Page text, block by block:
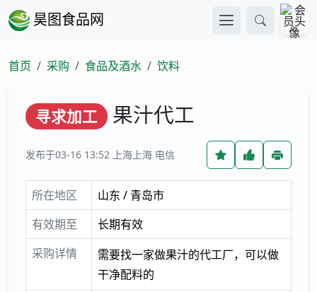
昊图食品网
首页 采购 食品及酒水 饮料
寻求加工 果汁代工
发布于03-16 13:52 上海上海 电信
所在地区
山东 / 青岛市
有效期至
长期有效
采购详情
需要找一家做果汁的代工厂，可以做
干净配料的